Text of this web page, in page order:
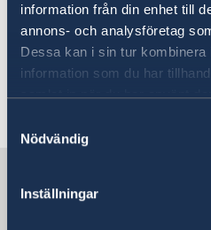
information från din enhet till
annons- och analysföretag
Dessa kan i sin tur kombinera
information som du har
samlat in när du har använt
Nödvändig
Inställningar
Sverige allokerar
kronor till
Halvmånens
« 1 2 3